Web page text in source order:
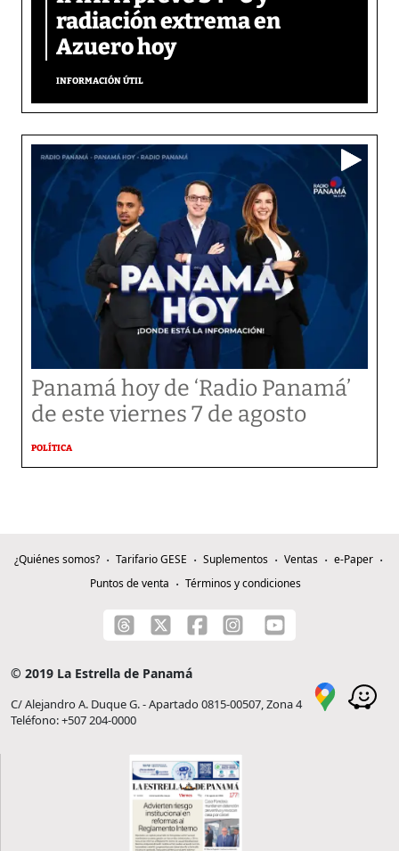
radiación extrema en
Azuero hoy
INFORMACIÓN ÚTIL
Panamá hoy de ‘Radio Panamá’
de este viernes 7 de agosto
POLÍTICA
¿Quiénes somos? Tarifario GESE Suplementos Ventas
e-Paper
Puntos de venta
Términos y condiciones
© 2019 La Estrella de Panamá
C/ Alejandro A. Duque G. - Apartado 0815-00507, Zona 4
Teléfono: +507 204-0000